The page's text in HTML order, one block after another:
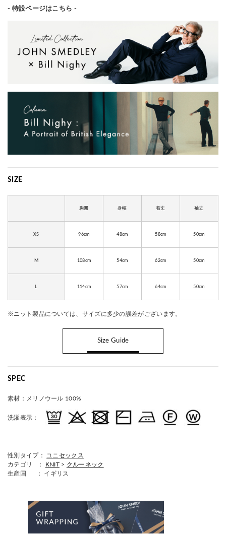
- 特設ページはこちら -
SIZE
胸囲 身幅 着丈 袖丈
XS 96cm 48cm 58cm 50cm
M 108cm 54cm 62cm 50cm
L 114cm 57cm 64cm 50cm
※ニット製品については、サイズに多少の誤差がございます。
Size Guide
SPEC
素材： メリノウール 100%
洗濯表示：
性別タイプ：ユニセックス
カテゴリ ：
KNIT > クルーネック
生産国
： イギリス